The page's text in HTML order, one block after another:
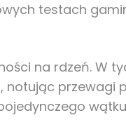
testach
na rdzeń. W
przewagi